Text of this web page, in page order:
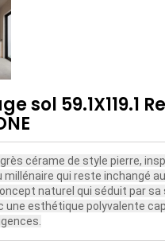
sol 59.1X119.1
cérame de style pierre,
qui reste inchangé
naturel qui séduit par
une esthétique polyvalente